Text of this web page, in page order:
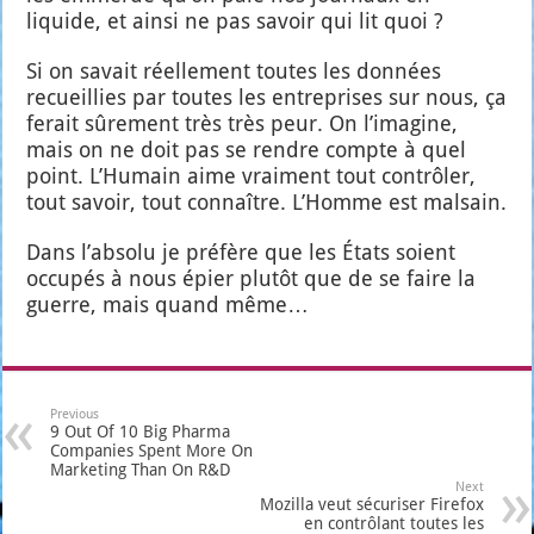
liquide, et ain­si ne pas savoir qui lit quoi ?
Si on savait réel­le­ment toutes les don­nées
recueillies par toutes les entre­prises sur nous, ça
ferait sûre­ment très très peur. On l’i­ma­gine,
mais on ne doit pas se rendre compte à quel
point. L’Hu­main aime vrai­ment tout contrô­ler,
tout savoir, tout connaître. L’Homme est mal­sain.
Dans l’ab­so­lu je pré­fère que les États soient
occu­pés à nous épier plu­tôt que de se faire la
guerre, mais quand même…
Previous
9 Out Of 10 Big Pharma
Companies Spent More On
Marketing Than On R&D
Next
Mozilla veut sécuriser Firefox
en contrôlant toutes les